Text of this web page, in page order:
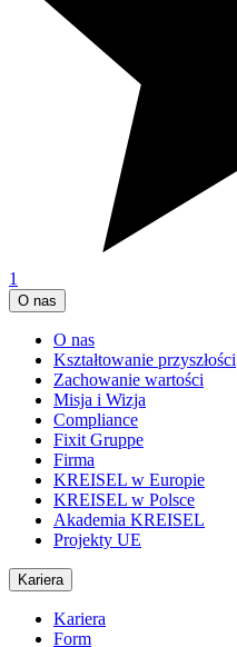
1
O nas
O nas
Kształtowanie przyszłości
Zachowanie wartości
Misja i Wizja
Compliance
Fixit Gruppe
Firma
KREISEL w Europie
KREISEL w Polsce
Akademia KREISEL
Projekty UE
Kariera
Kariera
Form